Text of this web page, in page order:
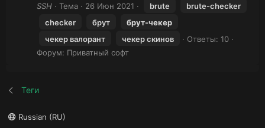
SSH
Тема 26 Июн 2021 brute
brute-checker
checker
брут
брут-чекер
чекер валорант
чекер скинов
Ответы: 10
Форум: Приватный софт
Теги
Russian (RU)